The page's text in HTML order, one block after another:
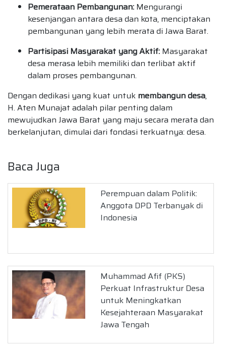
Pemerataan Pembangunan: Mengurangi
kesenjangan antara desa dan kota, menciptakan
pembangunan yang lebih merata di Jawa Barat.
Partisipasi Masyarakat yang Aktif: Masyarakat
desa merasa lebih memiliki dan terlibat aktif
dalam proses pembangunan.
Dengan dedikasi yang kuat untuk membangun desa,
H. Aten Munajat adalah pilar penting dalam
mewujudkan Jawa Barat yang maju secara merata dan
berkelanjutan, dimulai dari fondasi terkuatnya: desa.
Baca Juga
Perempuan dalam Politik:
Anggota DPD Terbanyak di
Indonesia
Muhammad Afif (PKS)
Perkuat Infrastruktur Desa
untuk Meningkatkan
Kesejahteraan Masyarakat
Jawa Tengah